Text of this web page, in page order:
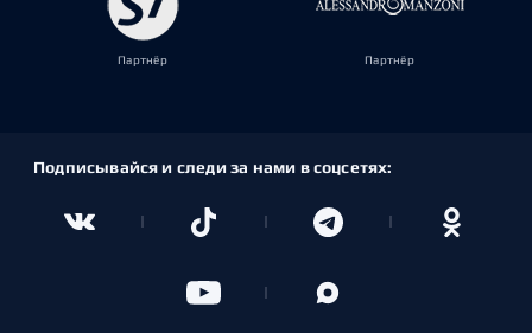
Партнёр Партнёр
Подписывайся и следи за нами в соцсетях: